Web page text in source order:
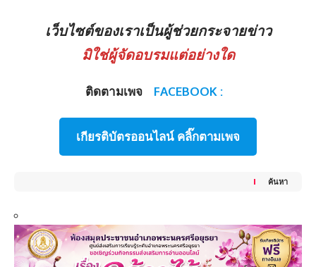
เว็บไซต์ของเราเป็นผู้ช่วยกระจายข่าว
มิใช่ผู้จัดอบรมแต่อย่างใด
ติดตามเพจ FACEBOOK :
เกียรติบัตรออนไลน์ คลิ๊กตามเพจ
ค้นหา